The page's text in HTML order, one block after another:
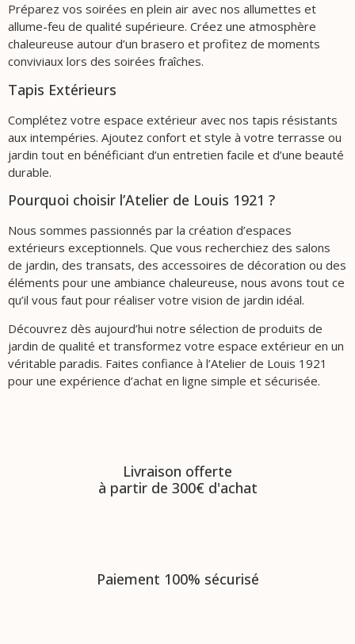
Préparez vos soirées en plein air avec nos allumettes et
allume-feu de qualité supérieure. Créez une atmosphère
chaleureuse autour d’un brasero et profitez de moments
conviviaux lors des soirées fraîches.
Tapis Extérieurs
Complétez votre espace extérieur avec nos tapis résistants
aux intempéries. Ajoutez confort et style à votre terrasse ou
jardin tout en bénéficiant d’un entretien facile et d’une beauté
durable.
Pourquoi choisir l’Atelier de Louis 1921 ?
Nous sommes passionnés par la création d’espaces
extérieurs exceptionnels. Que vous recherchiez des salons
de jardin, des transats, des accessoires de décoration ou des
éléments pour une ambiance chaleureuse, nous avons tout ce
qu’il vous faut pour réaliser votre vision de jardin idéal.
Découvrez dès aujourd’hui notre sélection de produits de
jardin de qualité et transformez votre espace extérieur en un
véritable paradis. Faites confiance à l’Atelier de Louis 1921
pour une expérience d’achat en ligne simple et sécurisée.
Livraison offerte
à partir de 300€ d'achat
Paiement 100% sécurisé